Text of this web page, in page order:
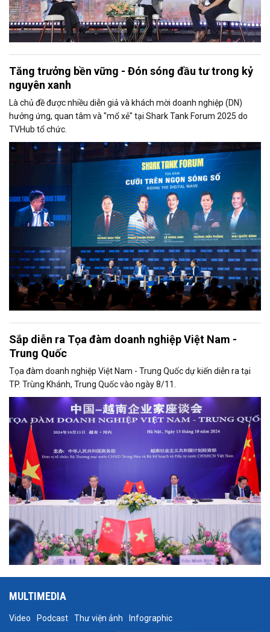
Tăng trưởng bền vững - Đón sóng đầu tư trong kỷ
nguyên xanh
Là chủ đề được nhiều diễn giả và khách mời doanh nghiệp (DN)
hưởng ứng, quan tâm và "mổ xẻ" tại Shark Tank Forum 2025 do
TVHub tổ chức.
Sắp diễn ra Tọa đàm doanh nghiệp Việt Nam -
Trung Quốc
Tọa đàm doanh nghiệp Việt Nam - Trung Quốc dự kiến diễn ra tại
TP. Trùng Khánh, Trung Quốc vào ngày 8/11.
MULTIMEDIA
Video Podcast Thư viện ảnh Infographic